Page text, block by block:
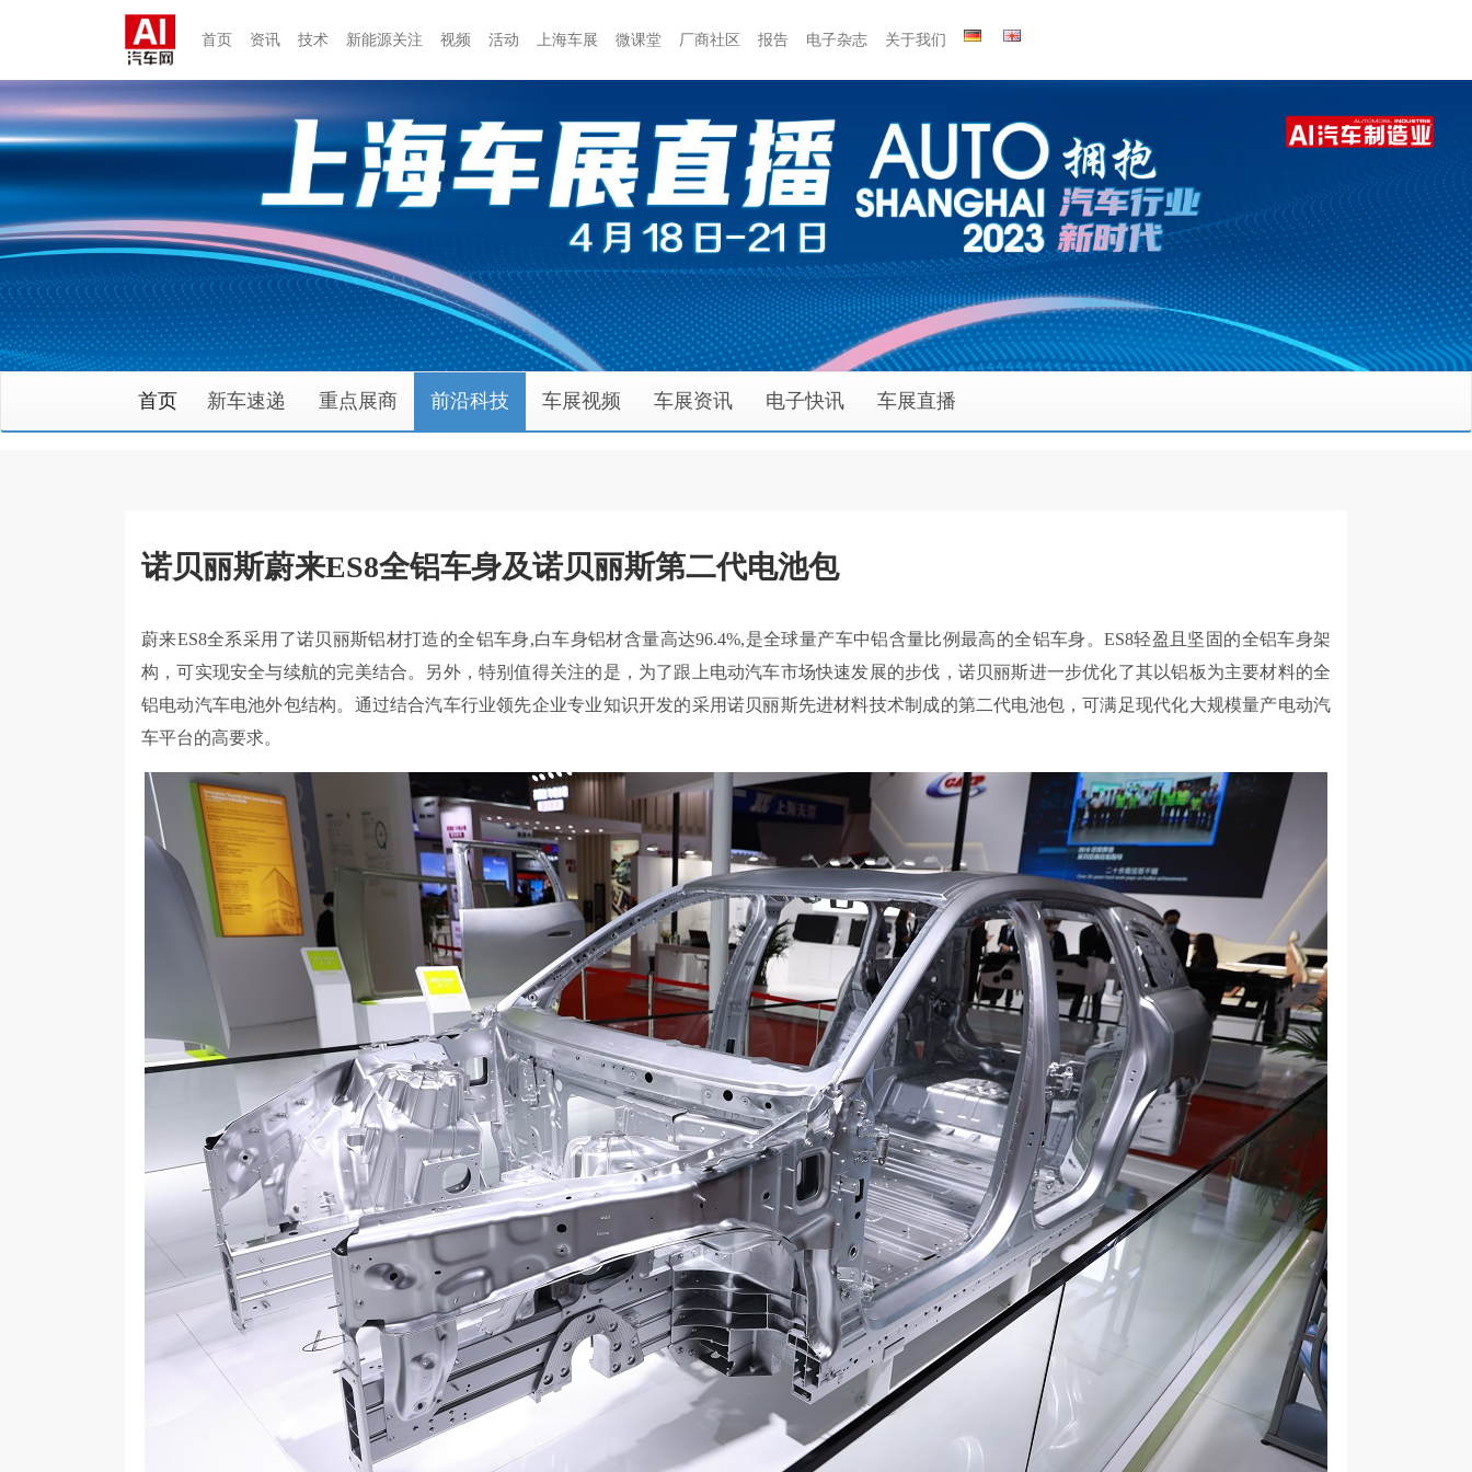
首页 资讯 技术 新能源关注 视频 活动 上海车展 微课堂 厂商社区 报告 电子杂志 关于我们
首页 新车速递 重点展商 前沿科技 车展视频 车展资讯 电子快讯 车展直播
诺贝丽斯蔚来ES8全铝车身及诺贝丽斯第二代电池包
蔚来ES8全系采用了诺贝丽斯铝材打造的全铝车身,白车身铝材含量高达96.4%,是全球量产车中铝含量比例最高的全铝车身。ES8轻盈且坚固的全铝车身架
构，可实现安全与续航的完美结合。另外，特别值得关注的是，为了跟上电动汽车市场快速发展的步伐，诺贝丽斯进一步优化了其以铝板为主要材料的全
铝电动汽车电池外包结构。通过结合汽车行业领先企业专业知识开发的采用诺贝丽斯先进材料技术制成的第二代电池包，可满足现代化大规模量产电动汽
车平台的高要求。